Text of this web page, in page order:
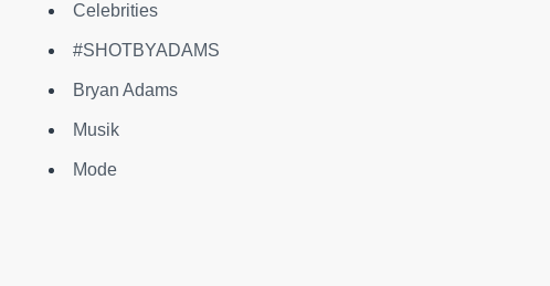
Celebrities
#SHOTBYADAMS
Bryan Adams
Musik
Mode